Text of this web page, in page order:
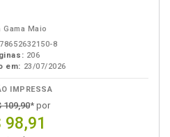
Gama Maio
8
206
em: 23/07/2026
IMPRESSA
109,90* por
98,91